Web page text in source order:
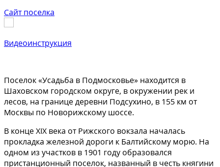
Сайт поселка
Видеоинструкция
Поселок «Усадьба в Подмосковье» находится в
Шаховском городском округе, в окружении рек и
лесов, на границе деревни Подсухино, в 155 км от
Москвы по Новорижскому шоссе.
В конце XIX века от Рижского вокзала началась
прокладка железной дороги к Балтийскому морю. На
одном из участков в 1901 году образовался
пристанционный поселок, названный в честь княгини